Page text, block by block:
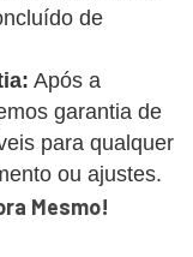
de
Após a
garantia de
para qualquer
ou ajustes.
Mesmo!